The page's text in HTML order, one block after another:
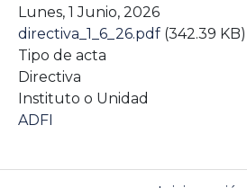
Lunes, 1 Junio, 2026
directiva_1_6_26.pdf (342.39 KB)
Tipo de acta
Directiva
Instituto o Unidad
ADFI